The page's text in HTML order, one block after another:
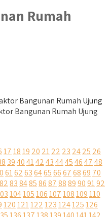
Rumah
Bangunan Rumah Ujung
Bangunan Rumah Ujung
171819 20 2122 23 2425 26
39404142434445464748
616263646566676869 70
8283848586878889909192
104105106107108109110
120121122123124125126